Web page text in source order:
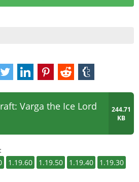
Varga the Ice Lord
244.71
KB
1.19.60 1.19.50 1.19.40
1.19.30